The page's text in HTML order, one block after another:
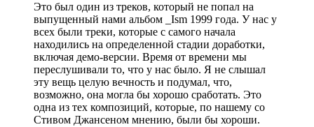
Это был один из треков, который не попал на
выпущенный нами альбом _Ism 1999 года. У нас у
всех были треки, которые с самого начала
находились на определенной стадии доработки,
включая демо-версии. Время от времени мы
переслушивали то, что у нас было. Я не слышал
эту вещь целую вечность и подумал, что,
возможно, она могла бы хорошо сработать. Это
одна из тех композиций, которые, по нашему со
Стивом Джансеном мнению, были бы хороши.